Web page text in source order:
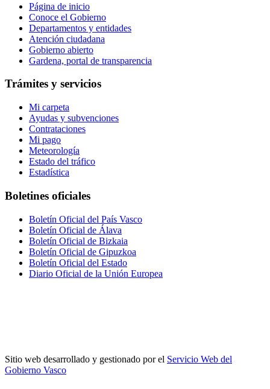
Página de inicio
Conoce el Gobierno
Departamentos y entidades
Atención ciudadana
Gobierno abierto
Gardena, portal de transparencia
Trámites y servicios
Mi carpeta
Ayudas y subvenciones
Contrataciones
Mi pago
Meteorología
Estado del tráfico
Estadística
Boletines oficiales
Boletín Oficial del País Vasco
Boletín Oficial de Álava
Boletín Oficial de Bizkaia
Boletín Oficial de Gipuzkoa
Boletín Oficial del Estado
Diario Oficial de la Unión Europea
Sitio web desarrollado y gestionado por el Servicio Web del
Gobierno Vasco